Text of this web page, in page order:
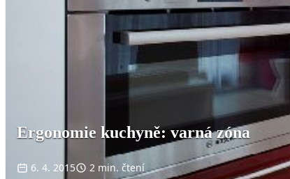
Ergonomie kuchyně: varná zóna
6. 4. 2015 2 min. čtení